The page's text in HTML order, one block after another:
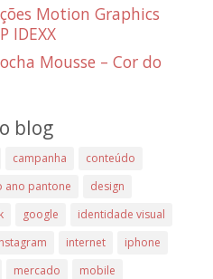
Motion Graphics
IDEXX
Mousse – Cor do
blog
campanha
conteúdo
ano pantone
design
google
identidade visual
internet
iphone
mercado
mobile